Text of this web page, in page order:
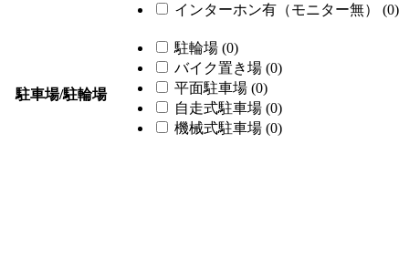
インターホン有（モニター無） (0)
駐車場/駐輪場
駐輪場 (0)
バイク置き場 (0)
平面駐車場 (0)
自走式駐車場 (0)
機械式駐車場 (0)